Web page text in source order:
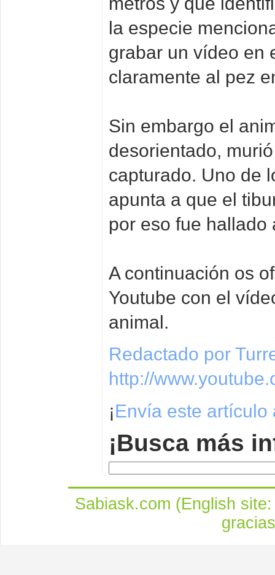
la especie
grabar un vídeo en
claramente al pez
Sin embargo el
desorientado,
capturado. Uno de
apunta a que el
por eso fue hallado
A continuación os
Youtube con el
animal.
Redactado por
http://
¡Envía este artículo
¡Busca más
Sabiask.com (English